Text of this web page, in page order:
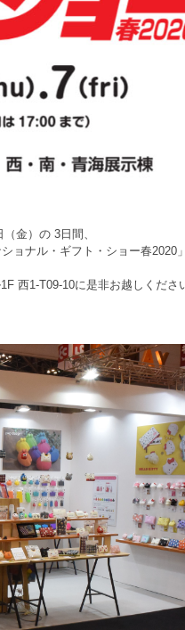
金）の 3日間、
ョナル・ギフト・ショー春2020
西1-T09-10に是非お越しくださ